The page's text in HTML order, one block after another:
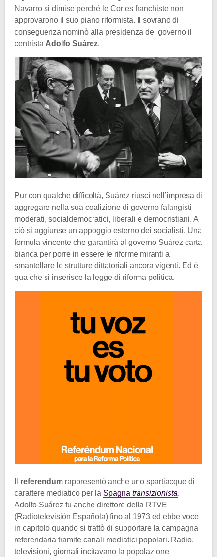
Navarro si dimise perché le Cortes franchiste non
approvarono il suo piano riformista. Il sovrano di
conseguenza nominò alla presidenza del governo il
centrista Adolfo Suárez.
Pur con qualche difficoltà, Suárez riuscì nell’impresa di
aggregare nella sua coalizione di governo falangisti
moderati, socialdemocratici, liberali e democristiani. A
ciò si aggiunse un appoggio esterno dei socialisti. Una
formula vincente che garantirà al governo Suárez carta
bianca per porre in essere le riforme miranti a
smantellare le strutture dittatoriali ancora vigenti. Ed è
qua che si inserisce la legge di riforma politica.
referendum rappresentò anche uno spartiacque di
carattere mediatico per la Spagna transizionista.
Adolfo Suárez fu anche direttore della RTVE
(Radiotelevisión Española) fino al 1973 ed ebbe voce
in capitolo quando si trattò di supportare la campagna
referendaria tramite canali mediatici popolari. Radio,
televisioni, giornali incitavano la popolazione